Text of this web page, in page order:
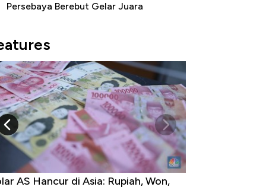
Persebaya Berebut Gelar Juara
AS Hancur di Asia: Rupiah, Won,